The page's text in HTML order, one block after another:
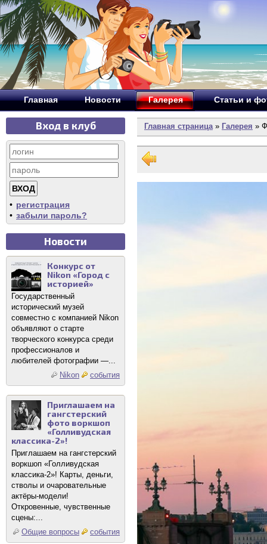
Главная Новости Галерея Статьи и
Вход в клуб
• регистрация
• забыли пароль?
Новости
Конкурс от
Nikon «Город с
историей»
Государственный
исторический музей
совместно с компанией Nikon
объявляют о старте
творческого конкурса среди
профессионалов и
любителей фотографии —...
Nikon
события
Приглашаем на
гангстерский
фото воркшоп
«Голливудская
классика-2»!
Приглашаем на гангстерский
воркшоп «Голливудская
классика-2»! Карты, деньги,
стволы и очаровательные
актёры-модели!
Откровенные, чувственные
сцены:...
Общие вопросы
события
Главная страница» Галерея »